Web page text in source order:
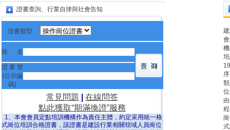
證書查詢、行業自律與社會告知
證書類型
姓 名
證 書 號
(公示編
碼)
常見問題
在線問答
點此獲取“期滿換證”服務
1、本會會員定點培訓機構作為責任主體，約定采用統一格
式崗位培訓合格證書，該證書是建設行業相關領域人員崗位